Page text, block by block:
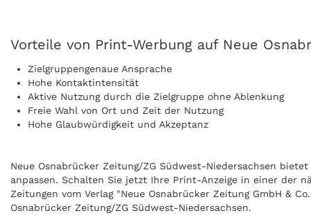
Vorteile von Print-Werbung auf Neue
Zielgruppengenaue Ansprache
Hohe Kontaktintensität
Aktive Nutzung durch die Zielgruppe ohne Ablenkung
Freie Wahl von Ort und Zeit der Nutzung
Hohe Glaubwürdigkeit und Akzeptanz
Neue Osnabrücker Zeitung/ZG Südwest-Niedersachsen
anpassen. Schalten Sie jetzt Ihre Print-Anzeige in einer der
Zeitungen vom Verlag "Neue Osnabrücker Zeitung GmbH &
Osnabrücker Zeitung/ZG Südwest-Niedersachsen.